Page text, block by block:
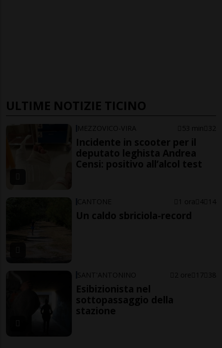
ULTIME NOTIZIE TICINO
MEZZOVICO-VIRA 53 min 32
Incidente in scooter per il
deputato leghista Andrea
Censi: positivo all’alcol test
CANTONE 1 ora 4 14
Un caldo sbriciola-record
SANT'ANTONINO 2 ore 17 38
Esibizionista nel
sottopassaggio della
stazione